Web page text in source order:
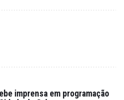
imprensa em programação